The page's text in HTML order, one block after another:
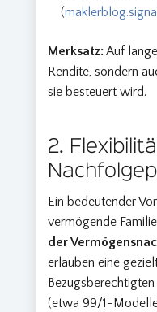
(
Merksatz:Auf
Rendite, sondern
sie besteuert wird.
2.
Ein bedeutender
vermögende
der
erlauben eine
Bezugsberechtigten
(etwa 99/1-